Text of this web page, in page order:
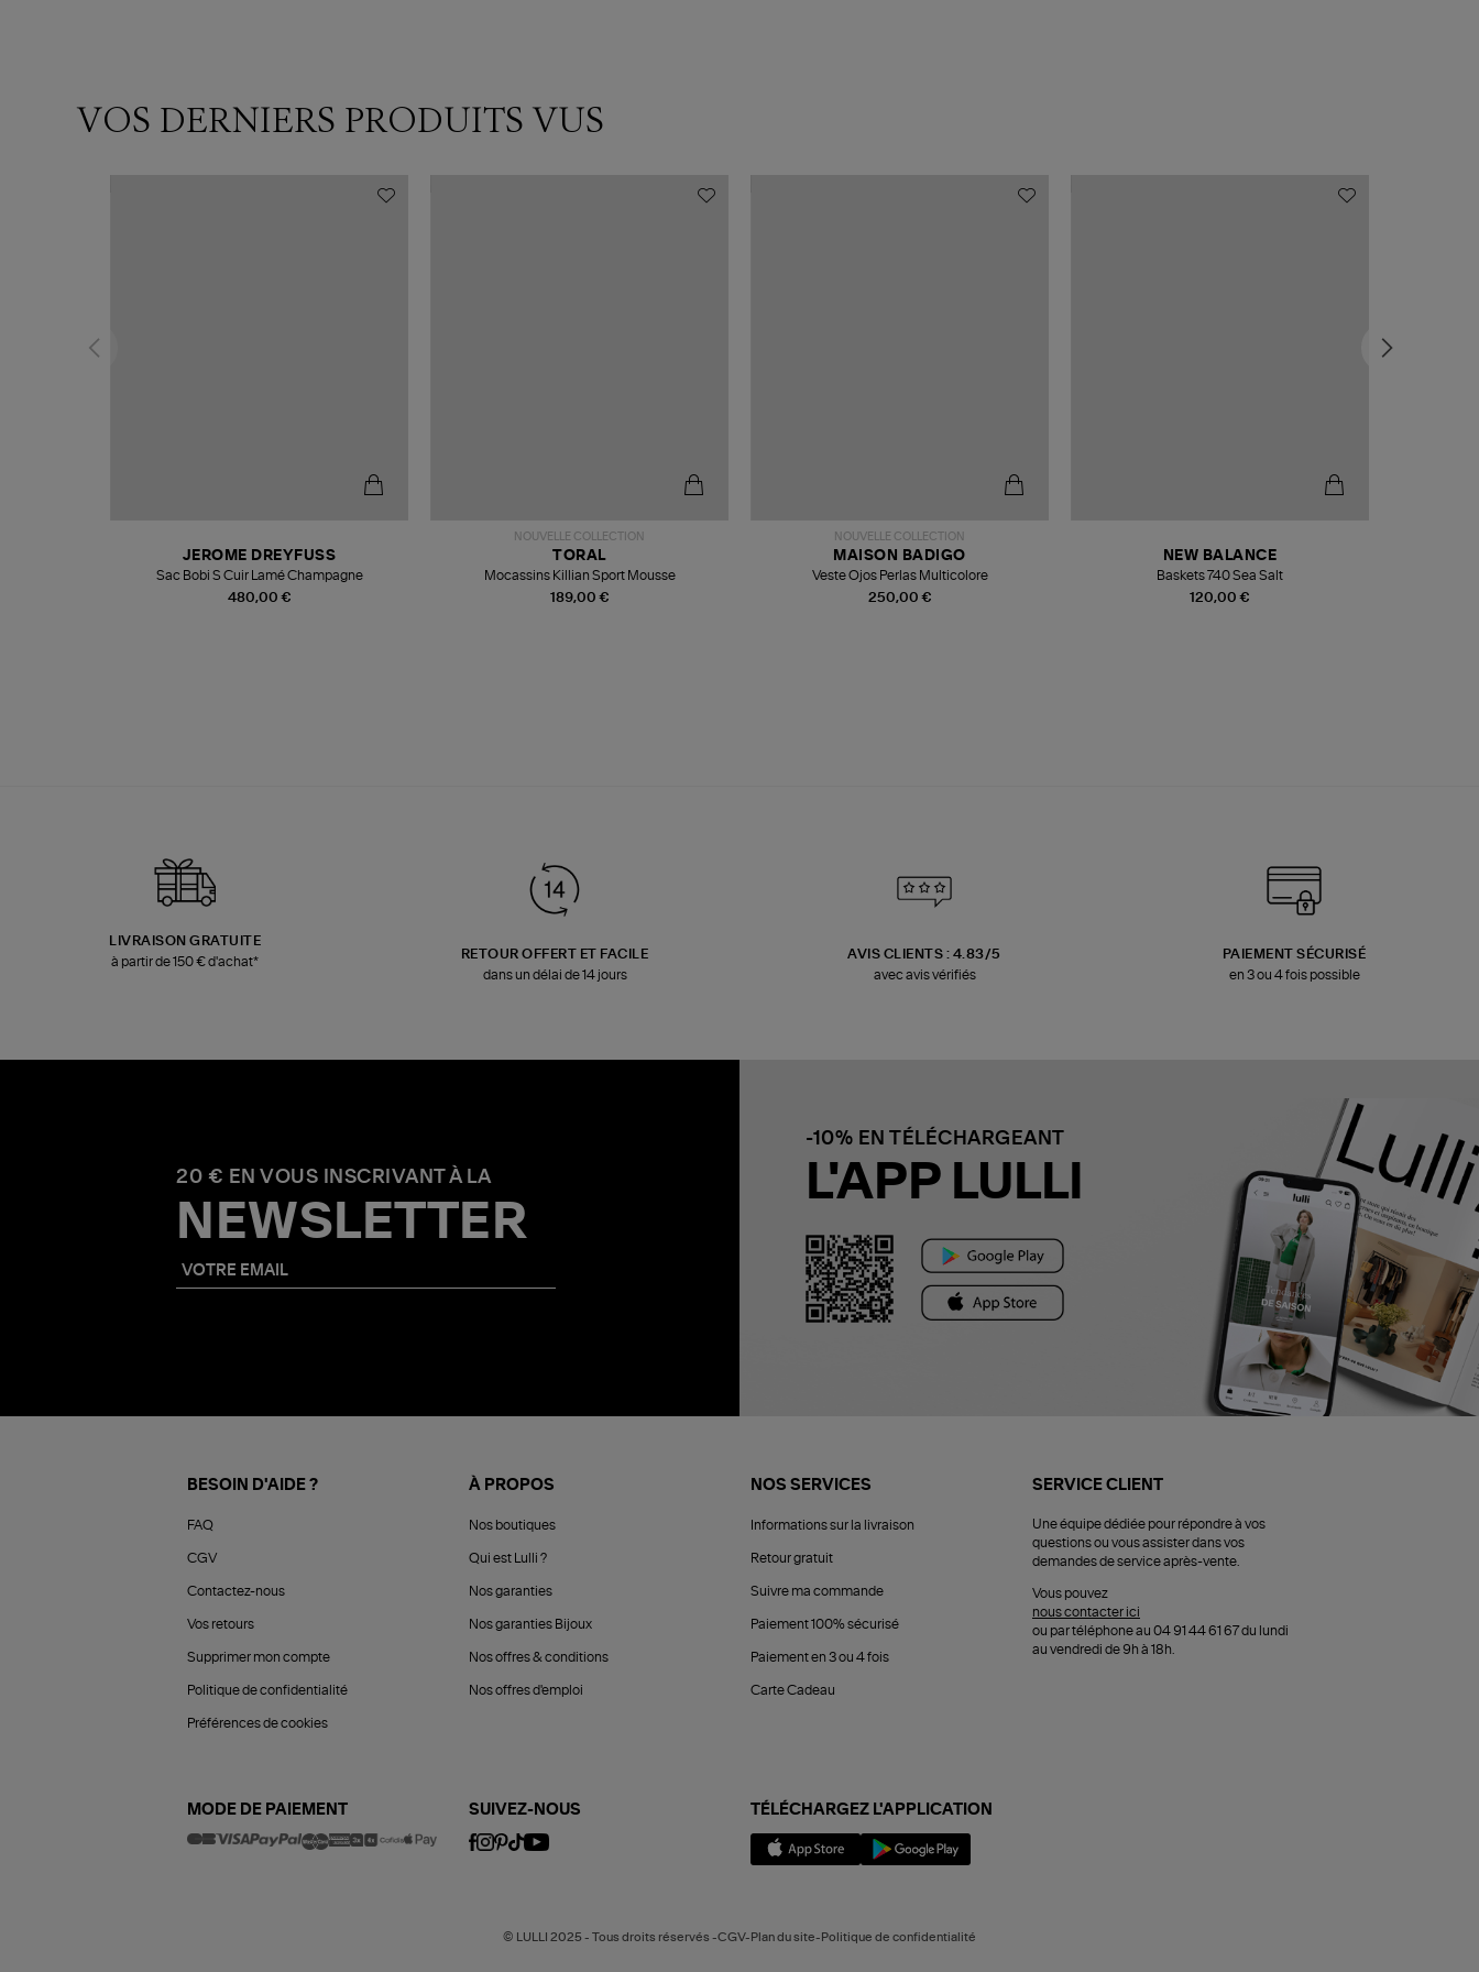
VOS DERNIERS PRODUITS VUS
480,00 €
JEROME DREYFUSS
Sac Bobi S Cuir Lamé Champagne
NOUVELLE COLLECTION
189,00 €
TORAL
Mocassins Killian Sport Mousse
NOUVELLE COLLECTION
250,00 €
MAISON BADIGO
Veste Ojos Perlas Multicolore
120,00 €
NEW BALANCE
Baskets 740 Sea Salt
LIVRAISON GRATUITE
à partir de 150 € d'achat*
RETOUR OFFERT ET FACILE
dans un délai de 14 jours
AVIS CLIENTS : 4.83/5
avec avis vérifiés
PAIEMENT SÉCURISÉ
en 3 ou 4 fois possible
20 € EN VOUS INSCRIVANT À LA
NEWSLETTER
-10% EN TÉLÉCHARGEANT
L'APP LULLI
BESOIN D'AIDE ?
FAQ
CGV
Contactez-nous
Vos retours
Supprimer mon compte
Politique de confidentialité
Préférences de cookies
À PROPOS
Nos boutiques
Qui est Lulli ?
Nos garanties
Nos garanties Bijoux
Nos offres & conditions
Nos offres d'emploi
NOS SERVICES
Informations sur la livraison
Retour gratuit
Suivre ma commande
Paiement 100% sécurisé
Paiement en 3 ou 4 fois
Carte Cadeau
SERVICE CLIENT
Une équipe dédiée pour répondre à vos
questions ou vous assister dans vos
demandes de service après-vente.
Vous pouvez
nous contacter ici
ou par téléphone au 04 91 44 61 67 du lundi
au vendredi de 9h à 18h.
MODE DE PAIEMENT SUIVEZ-NOUS TÉLÉCHARGEZ L'APPLICATION
© LULLI 2025 - Tous droits réservés -CGV-Plan du site-Politique de confidentialité